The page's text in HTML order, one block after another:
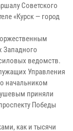
Советского
«Курск — город
Западного
ведомств.
Управления
начальником
приняли
Победы
как и тысячи